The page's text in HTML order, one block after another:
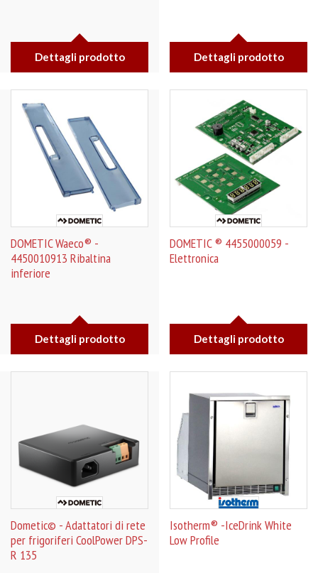
Dettagli prodotto Dettagli prodotto
DOMETIC Waeco® -
4450010913 Ribaltina
inferiore
Dettagli prodotto
DOMETIC ® 4455000059 -
Elettronica
Dettagli prodotto
Dometic© - Adattatori di rete
per frigoriferi CoolPower DPS-
R 135
Isotherm® -IceDrink White
Low Profile